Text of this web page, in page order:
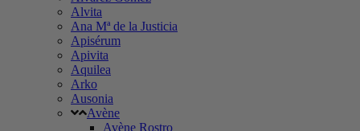
Alvita
Ana Mª de la Justicia
Apisérum
Apivita
Aquilea
Arko
Ausonia
Avène
Avène Rostro